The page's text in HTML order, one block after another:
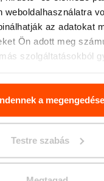
weboldalhasználatra
az adatokat
Ön adott meg
szolgáltatásokból
kérjük, látogasson
Personal
a megengedése
Testre szabás